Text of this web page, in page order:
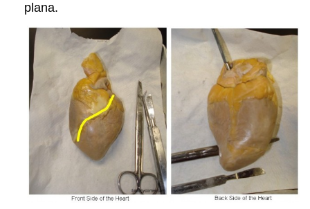
plana.